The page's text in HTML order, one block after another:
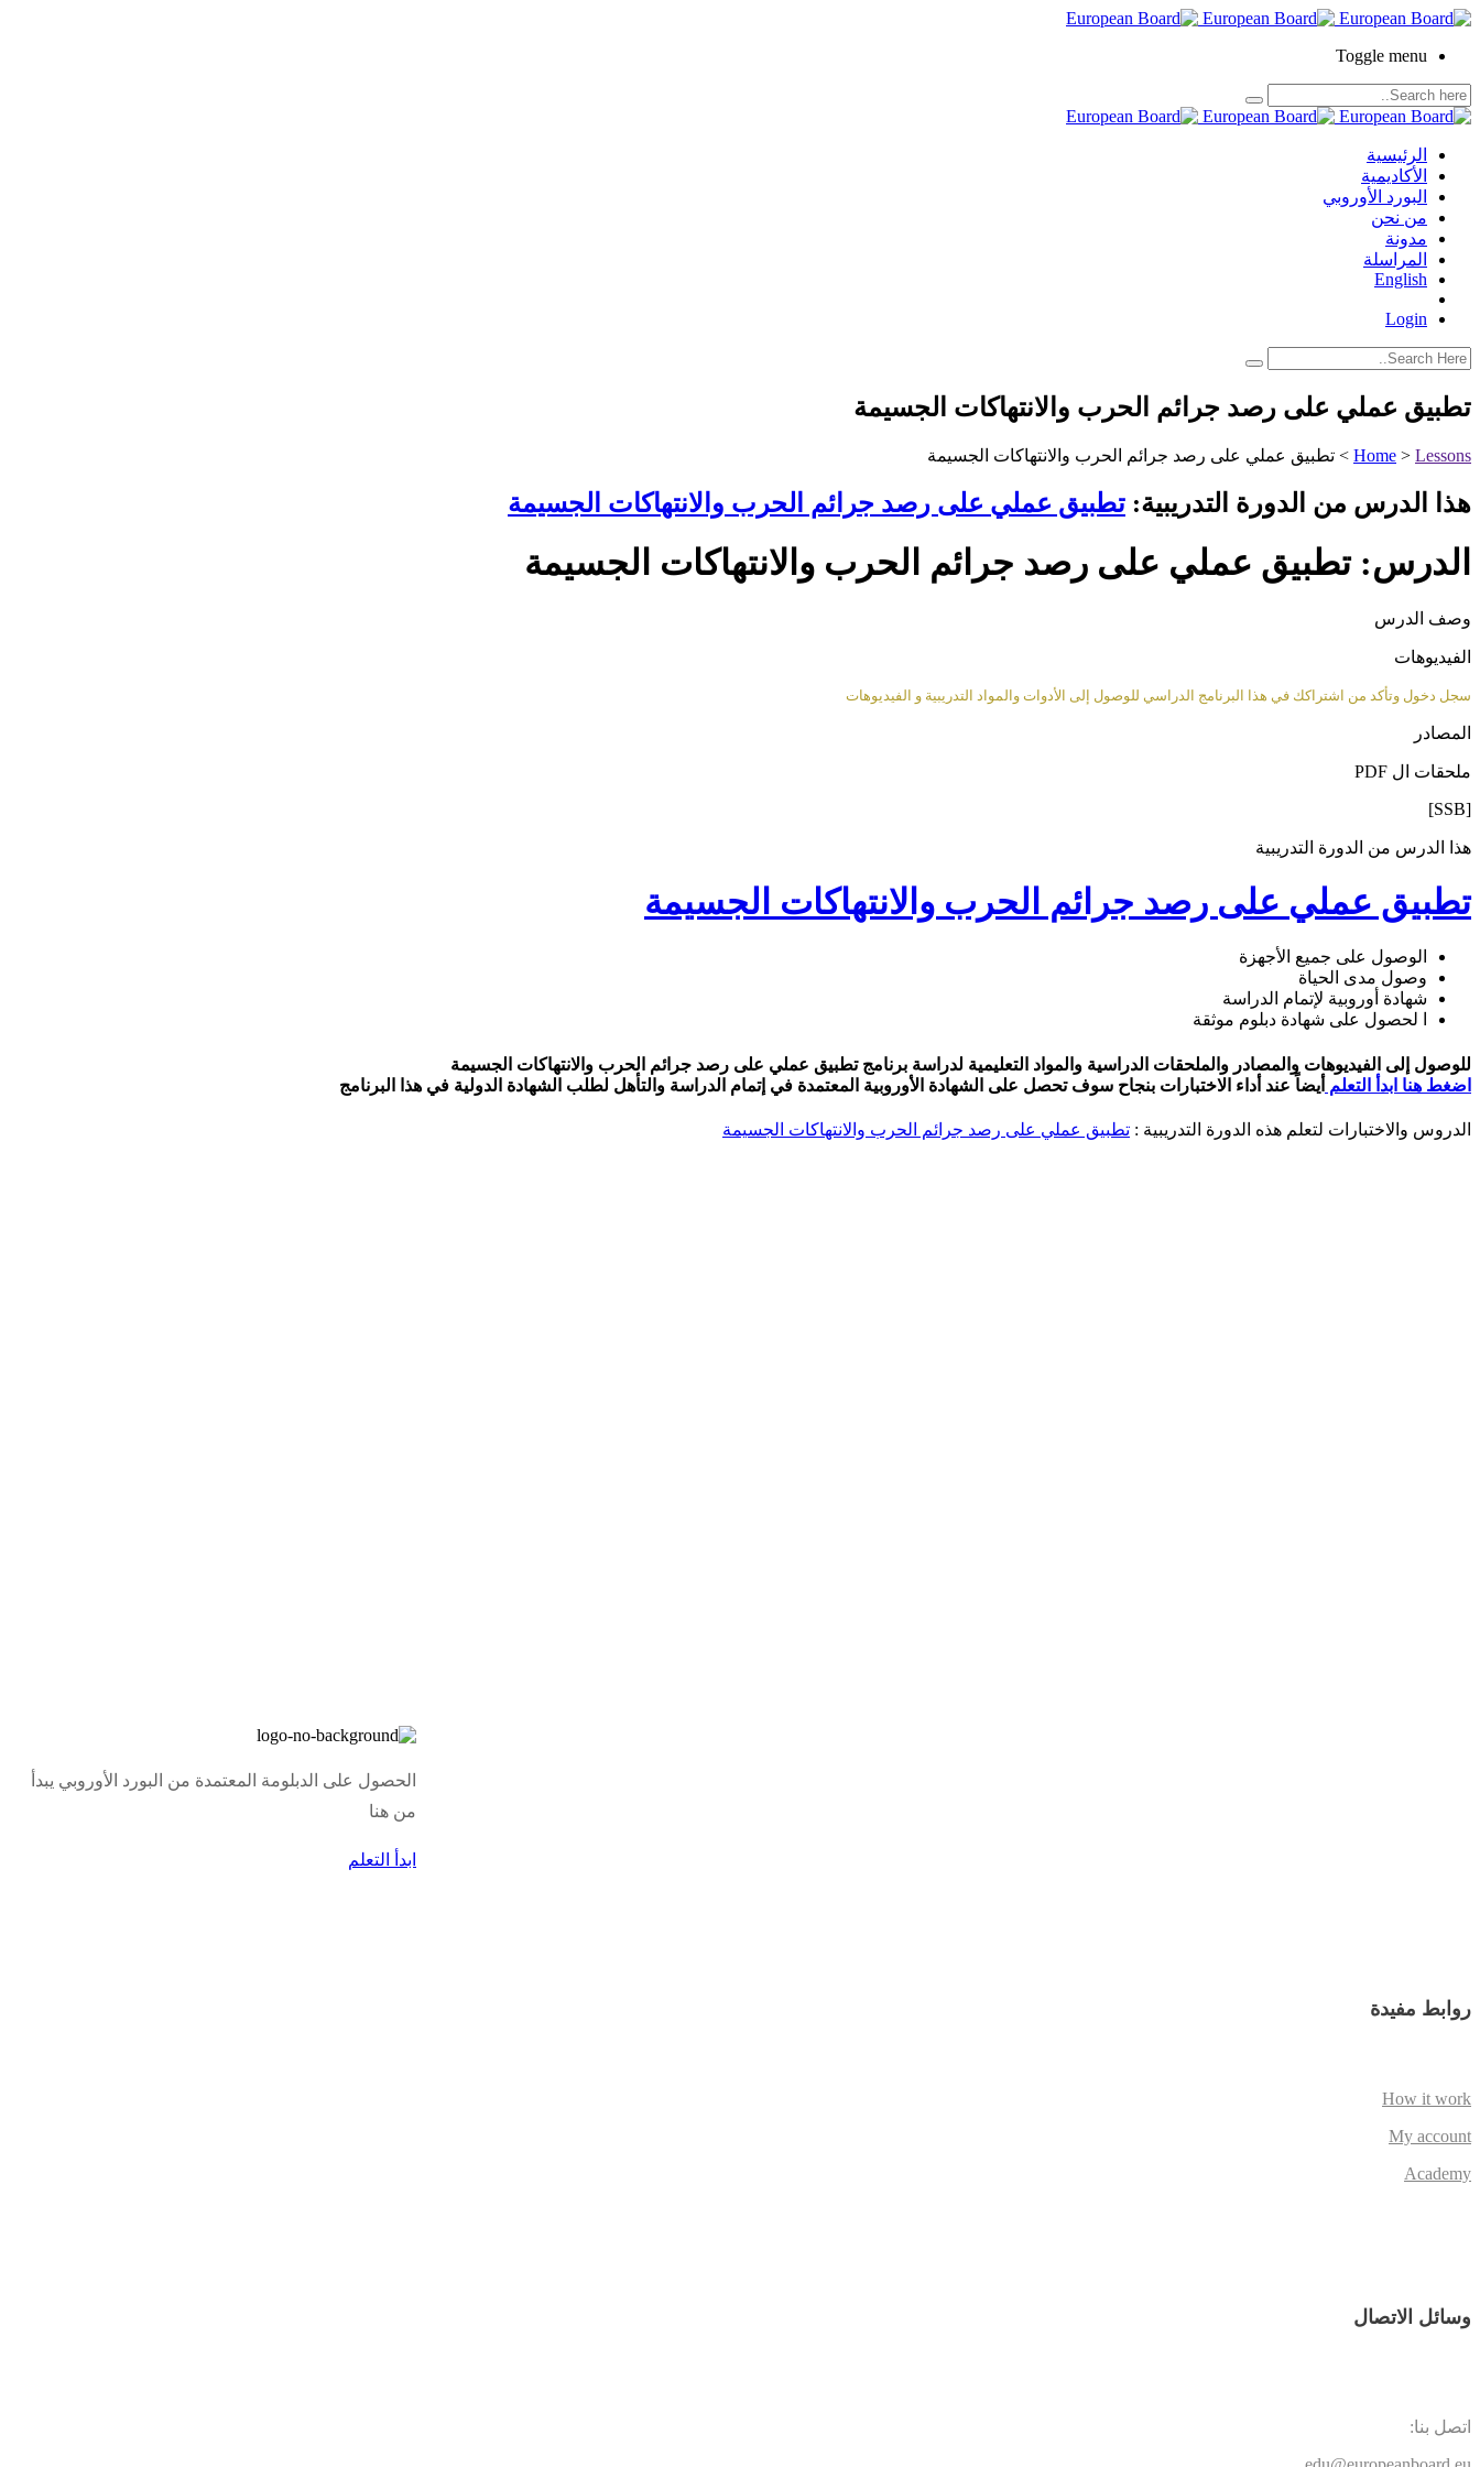
Toggle menu
الرئيسية
الأكاديمية
البورد الأوروبي
من نحن
مدونة
المراسلة
English
Login
تطبيق عملي على رصد جرائم الحرب والانتهاكات الجسيمة
Home > Lessons
> تطبيق عملي على رصد جرائم الحرب والانتهاكات الجسيمة
هذا الدرس من الدورة التدريبية: تطبيق عملي على رصد جرائم الحرب والانتهاكات الجسيمة
الدرس: تطبيق عملي على رصد جرائم الحرب والانتهاكات الجسيمة
وصف الدرس
الفيديوهات
سجل دخول وتأكد من اشتراكك في هذا البرنامج الدراسي للوصول إلى الأدوات والمواد التدريبية و الفيديوهات
المصادر
ملحقات ال PDF
[SSB]
هذا الدرس من الدورة التدريبية
تطبيق عملي على رصد جرائم الحرب والانتهاكات الجسيمة
الوصول على جميع الأجهزة
وصول مدى الحياة
شهادة أوروبية لإتمام الدراسة
ا لحصول على شهادة دبلوم موثقة
للوصول إلى الفيديوهات والمصادر والملحقات الدراسية والمواد التعليمية لدراسة برنامج تطبيق عملي على رصد جرائم الحرب والانتهاكات الجسيمة
اضغط هنا ابدأ التعلم أيضاً عند أداء الاختبارات بنجاح سوف تحصل على الشهادة الأوروبية المعتمدة في إتمام الدراسة والتأهل لطلب الشهادة الدولية في هذا البرنامج
الدروس والاختبارات لتعلم هذه الدورة التدريبية : تطبيق عملي على رصد جرائم الحرب والانتهاكات الجسيمة
الحصول على الدبلومة المعتمدة من البورد الأوروبي يبدأ
من هنا
ابدأ التعلم
روابط مفيدة
How it work
My account
Academy
وسائل الاتصال
اتصل بنا: